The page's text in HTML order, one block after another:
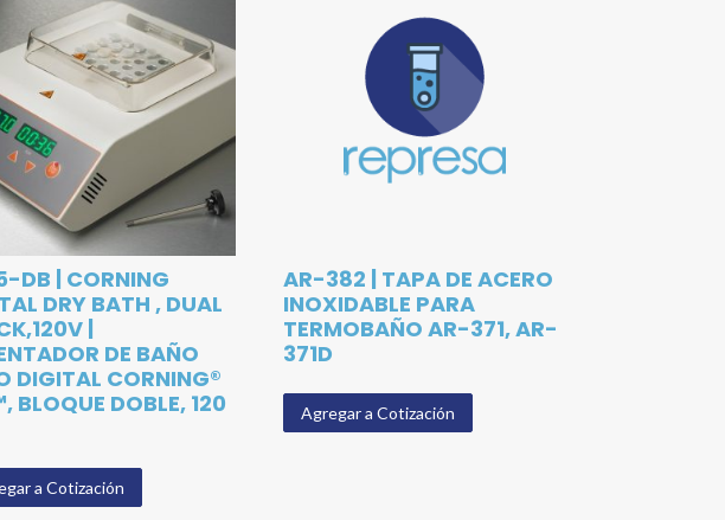
DB | CORNING
DRY BATH , DUAL
|
DE BAÑO
DIGITAL CORNING®
BLOQUE DOBLE, 120
a Cotización
AR-382 | TAPA DE ACERO
INOXIDABLE PARA
TERMOBAÑO AR-371, AR-
371D
Agregar a Cotización